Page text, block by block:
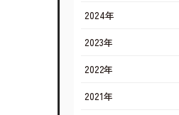
2024年
2023年
2022年
2021年